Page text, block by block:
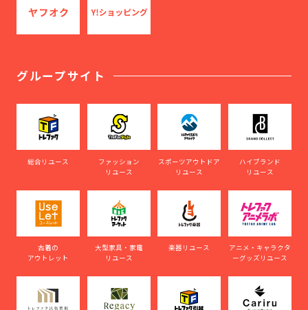
グループサイト
総合リユース
ファッション
リユース
スポーツアウトドア
リユース
ハイブランド
リユース
古着の
アウトレット
大型家具・家電
リユース
楽器リユース
アニメ・キャラクタ
ーグッズリユース